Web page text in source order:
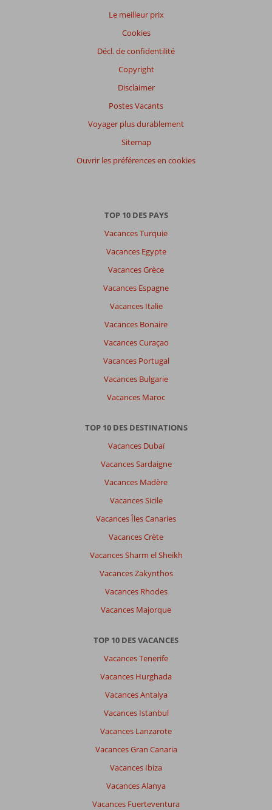
Le meilleur prix
Cookies
Décl. de confidentilité
Copyright
Disclaimer
Postes Vacants
Voyager plus durablement
Sitemap
Ouvrir les préférences en cookies
TOP 10 DES PAYS
Vacances Turquie
Vacances Egypte
Vacances Grèce
Vacances Espagne
Vacances Italie
Vacances Bonaire
Vacances Curaçao
Vacances Portugal
Vacances Bulgarie
Vacances Maroc
TOP 10 DES DESTINATIONS
Vacances Dubaï
Vacances Sardaigne
Vacances Madère
Vacances Sicile
Vacances Îles Canaries
Vacances Crète
Vacances Sharm el Sheikh
Vacances Zakynthos
Vacances Rhodes
Vacances Majorque
TOP 10 DES VACANCES
Vacances Tenerife
Vacances Hurghada
Vacances Antalya
Vacances Istanbul
Vacances Lanzarote
Vacances Gran Canaria
Vacances Ibiza
Vacances Alanya
Vacances Fuerteventura